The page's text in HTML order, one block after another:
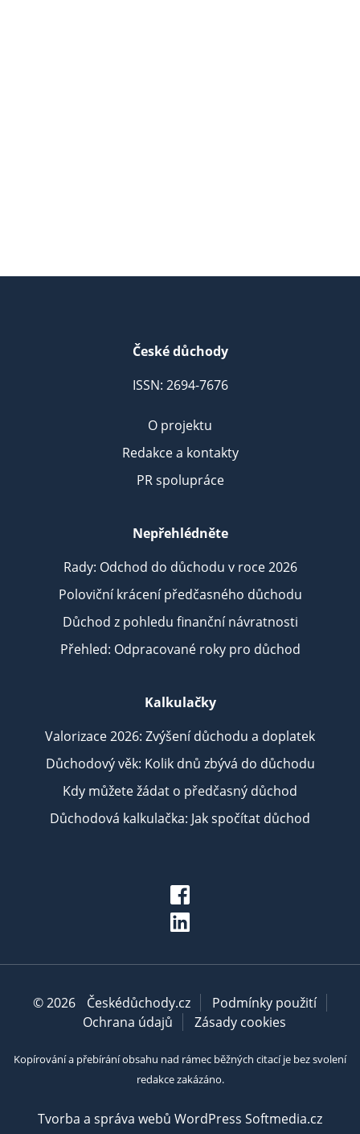
České důchody
ISSN: 2694-7676
O projektu
Redakce a kontakty
PR spolupráce
Nepřehlédněte
Rady: Odchod do důchodu v roce 2026
Poloviční krácení předčasného důchodu
Důchod z pohledu finanční návratnosti
Přehled: Odpracované roky pro důchod
Kalkulačky
Valorizace 2026: Zvýšení důchodu a doplatek
Důchodový věk: Kolik dnů zbývá do důchodu
Kdy můžete žádat o předčasný důchod
Důchodová kalkulačka: Jak spočítat důchod
© 2026 Českédůchody.cz
Podmínky použití
Ochrana údajů
Zásady cookies
Kopírování a přebírání obsahu nad rámec běžných citací je bez svolení
redakce zakázáno.
Tvorba a správa webů WordPress Softmedia.cz